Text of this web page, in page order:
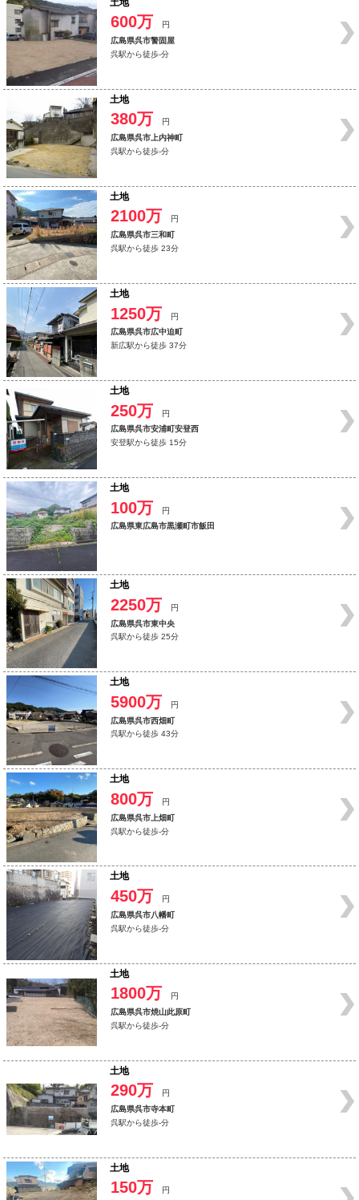
土地
600万
円
広島県呉市警固屋
呉駅から徒歩-分
土地
380万
円
広島県呉市上内神町
呉駅から徒歩-分
土地
2100万
円
広島県呉市三和町
呉駅から徒歩 23分
土地
1250万
円
広島県呉市広中迫町
新広駅から徒歩 37分
土地
250万
円
広島県呉市安浦町安登西
安登駅から徒歩 15分
土地
100万
円
広島県東広島市黒瀬町市飯田
土地
2250万
円
広島県呉市東中央
呉駅から徒歩 25分
土地
5900万
円
広島県呉市西畑町
呉駅から徒歩 43分
土地
800万
円
広島県呉市上畑町
呉駅から徒歩-分
土地
450万
円
広島県呉市八幡町
呉駅から徒歩-分
土地
1800万
円
広島県呉市焼山此原町
呉駅から徒歩-分
土地
290万
円
広島県呉市寺本町
呉駅から徒歩-分
土地
150万 円